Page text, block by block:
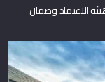
الاعتماد وضمان